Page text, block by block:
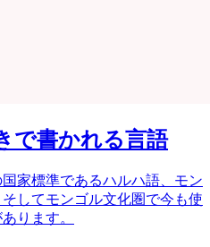
で書かれる言語
家標準であるハルハ語、モン
してモンゴル文化圏で今も使
ります。